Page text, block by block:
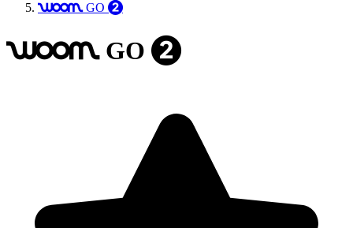
woom GO 2
woom GO 2